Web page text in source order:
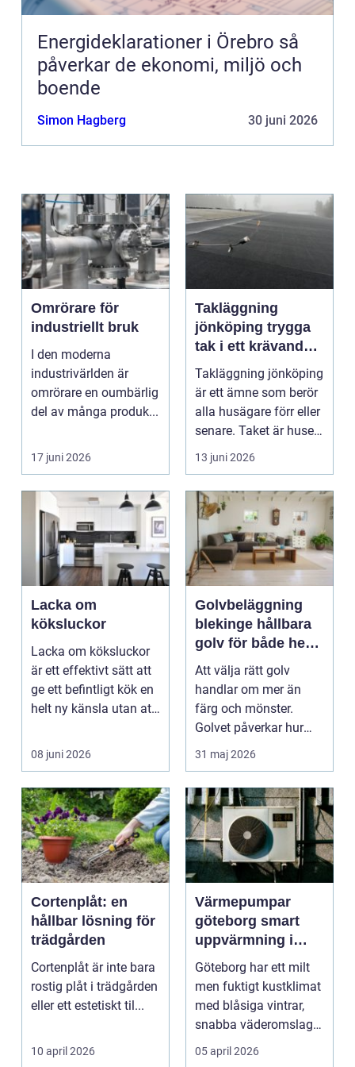
Energideklarationer i Örebro så
påverkar de ekonomi, miljö och
boende
Simon Hagberg 30 juni 2026
Omrörare för
industriellt bruk
I den moderna
industrivärlden är
omrörare en oumbärlig
del av många produk...
17 juni 2026
Takläggning
jönköping trygga
tak i ett krävande
småländskt klimat
Takläggning jönköping
är ett ämne som berör
alla husägare förr eller
senare. Taket är husets
viktiga...
13 juni 2026
Lacka om
köksluckor
Lacka om köksluckor
är ett effektivt sätt att
ge ett befintligt kök en
helt ny känsla utan att
08 juni 2026
Golvbeläggning
blekinge hållbara
golv för både hem
och företag
Att välja rätt golv
handlar om mer än
färg och mönster.
Golvet påverkar hur
rummet upplevs, hur
31 maj 2026
Cortenplåt: en
hållbar lösning för
trädgården
Cortenplåt är inte bara
rostig plåt i trädgården
eller ett estetiskt til...
10 april 2026
Värmepumpar
göteborg smart
uppvärmning i
kustklimat
Göteborg har ett milt
men fuktigt kustklimat
med blåsiga vintrar,
snabba väderomslag
och ofta hög lu...
05 april 2026